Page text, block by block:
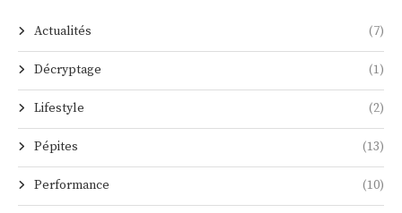
Actualités (7)
Décryptage (1)
Lifestyle (2)
Pépites (13)
Performance (10)